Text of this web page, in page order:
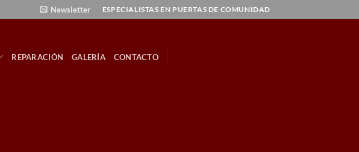
Newsletter ESPECIALISTAS EN PUERTAS DE COMUNIDAD
REPARACIÓN GALERÍA CONTACTO